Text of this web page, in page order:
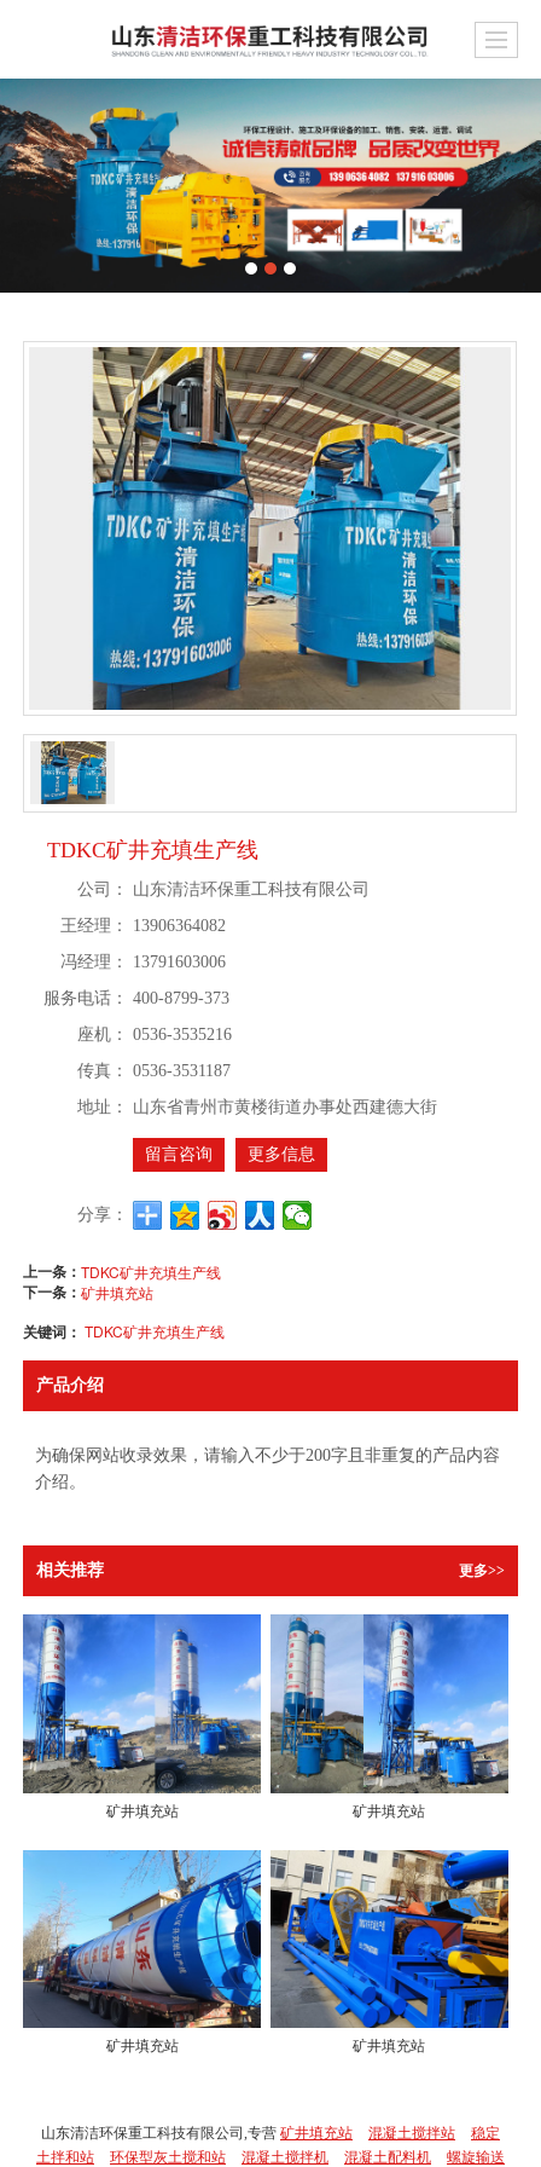
TDKC矿井充填生产线
公司：
山东清洁环保重工科技有限公司
王经理：
13906364082
冯经理：
13791603006
服务电话：
400-8799-373
座机：
0536-3535216
传真：
0536-3531187
地址：
山东省青州市黄楼街道办事处西建德大街
留言咨询 更多信息
分享：
上一条：TDKC矿井充填生产线
下一条：矿井填充站
关键词：TDKC矿井充填生产线
产品介绍
为确保网站收录效果，请输入不少于200字且非重复的产品内容
介绍。
相关推荐 更多>>
矿井填充站 矿井填充站
矿井填充站 矿井填充站
山东清洁环保重工科技有限公司,专营 矿井填充站 混凝土搅拌站
稳定
土拌和站
环保型灰土搅和站 混凝土搅拌机 混凝土配料机 螺旋输送